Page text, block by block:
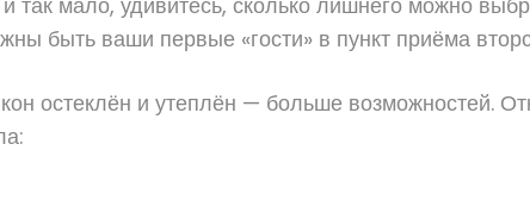
быть ваши первые «гости» в пункт приёма
остеклён и утеплён — больше возможностей.